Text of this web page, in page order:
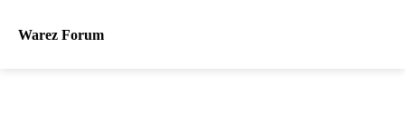
Warez Forum